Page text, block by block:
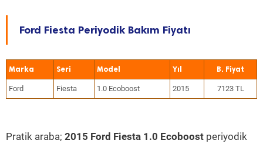
Ford Fiesta Periyodik Bakım Fiyatı
Marka Seri Model Yıl
Ford Fiesta 1.0 Ecoboost 2015 7123 TL
Pratik araba; 2015 Ford Fiesta 1.0 Ecoboost periyodik